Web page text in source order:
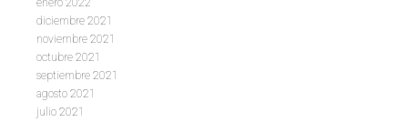
diciembre 2021
noviembre 2021
octubre 2021
septiembre 2021
agosto 2021
julio 2021